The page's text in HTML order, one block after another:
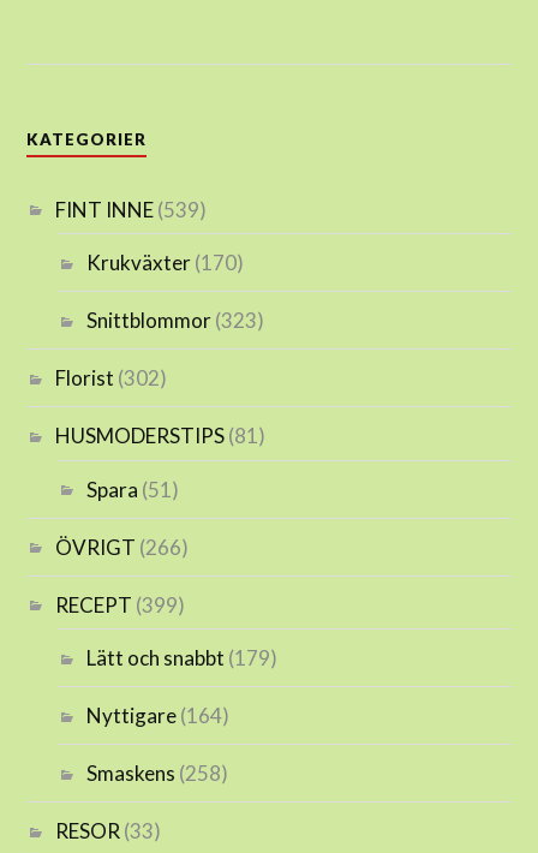
KATEGORIER
FINT INNE(539)
Krukväxter(170)
Snittblommor(323)
Florist (302)
HUSMODERSTIPS(81)
Spara (51)
ÖVRIGT (266)
RECEPT (399)
Lätt och snabbt (179)
Nyttigare(164)
Smaskens (258)
RESOR(33)